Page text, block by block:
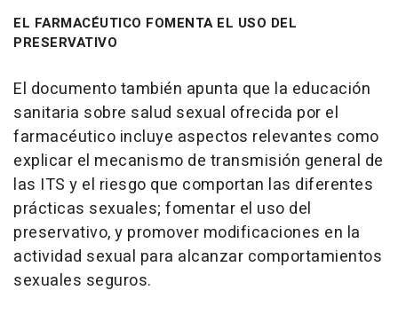
EL FARMACÉUTICO FOMENTA EL USO DEL
PRESERVATIVO
El documento también apunta que la educación
sanitaria sobre salud sexual ofrecida por el
farmacéutico incluye aspectos relevantes como
explicar el mecanismo de transmisión general de
las ITS y el riesgo que comportan las diferentes
prácticas sexuales; fomentar el uso del
preservativo, y promover modificaciones en la
actividad sexual para alcanzar comportamientos
sexuales seguros.